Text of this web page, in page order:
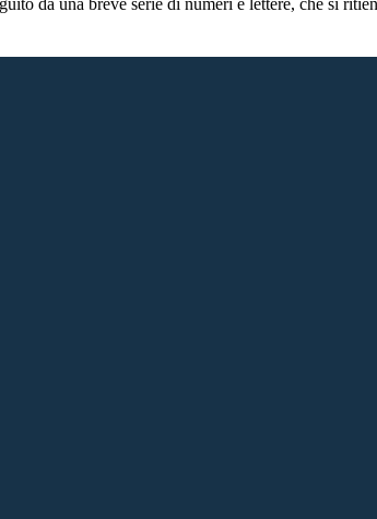
da una breve serie di numeri e lettere, che si